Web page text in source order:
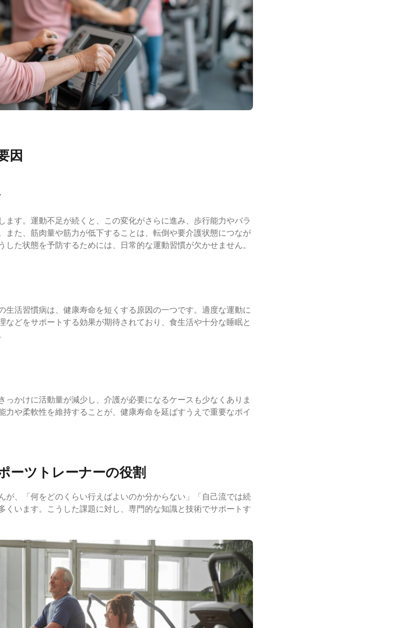
因
ます。運動不足が続くと、この変化がさらに進み、歩行能力やバラ
また、筋肉量や筋力が低下することは、転倒や要介護状態につなが
した状態を予防するためには、日常的な運動習慣が欠かせません。
生活習慣病は、健康寿命を短くする原因の一つです。適度な運動に
などをサポートする効果が期待されており、食生活や十分な睡眠と
っかけに活動量が減少し、介護が必要になるケースも少なくありま
力や柔軟性を維持することが、健康寿命を延ばすうえで重要なポイ
ーツトレーナーの役割
が、「何をどのくらい行えばよいのか分からない」「自己流では続
くいます。こうした課題に対し、専門的な知識と技術でサポートす